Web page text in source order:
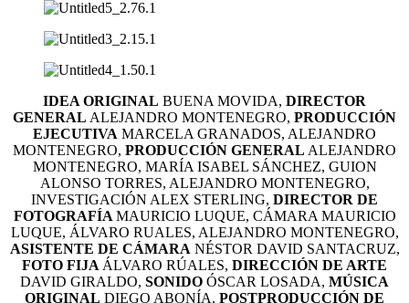
IDEA ORIGINAL BUENA MOVIDA, DIRECTOR
GENERAL ALEJANDRO MONTENEGRO, PRODUCCIÓN
EJECUTIVA MARCELA GRANADOS, ALEJANDRO
MONTENEGRO, PRODUCCIÓN GENERAL ALEJANDRO
MONTENEGRO, MARÍA ISABEL SÁNCHEZ, GUION
ALONSO TORRES, ALEJANDRO MONTENEGRO,
INVESTIGACIÓN ALEX STERLING, DIRECTOR DE
FOTOGRAFÍA MAURICIO LUQUE, CÁMARA MAURICIO
LUQUE, ÁLVARO RUALES, ALEJANDRO MONTENEGRO,
ASISTENTE DE CÁMARA NÉSTOR DAVID SANTACRUZ,
FOTO FIJA ÁLVARO RÚALES, DIRECCIÓN DE ARTE
DAVID GIRALDO, SONIDO ÓSCAR LOSADA, MÚSICA
ORIGINAL DIEGO ABONÍA, POSTPRODUCCIÓN DE